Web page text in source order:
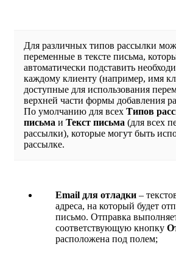
Для различных типов рассылки
переменные в тексте письма,
автоматически подставить
каждому клиенту (например, имя
доступные для использования
верхней части формы добавления
По умолчанию для всех Типов
письма и Текст письма (для всех
рассылки), которые могут быть
рассылке.
Email для отладки –
адреса, на который будет
письмо. Отправка
соответствующую кнопку
расположена под полем;